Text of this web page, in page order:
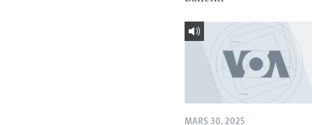
MARS 30, 2025